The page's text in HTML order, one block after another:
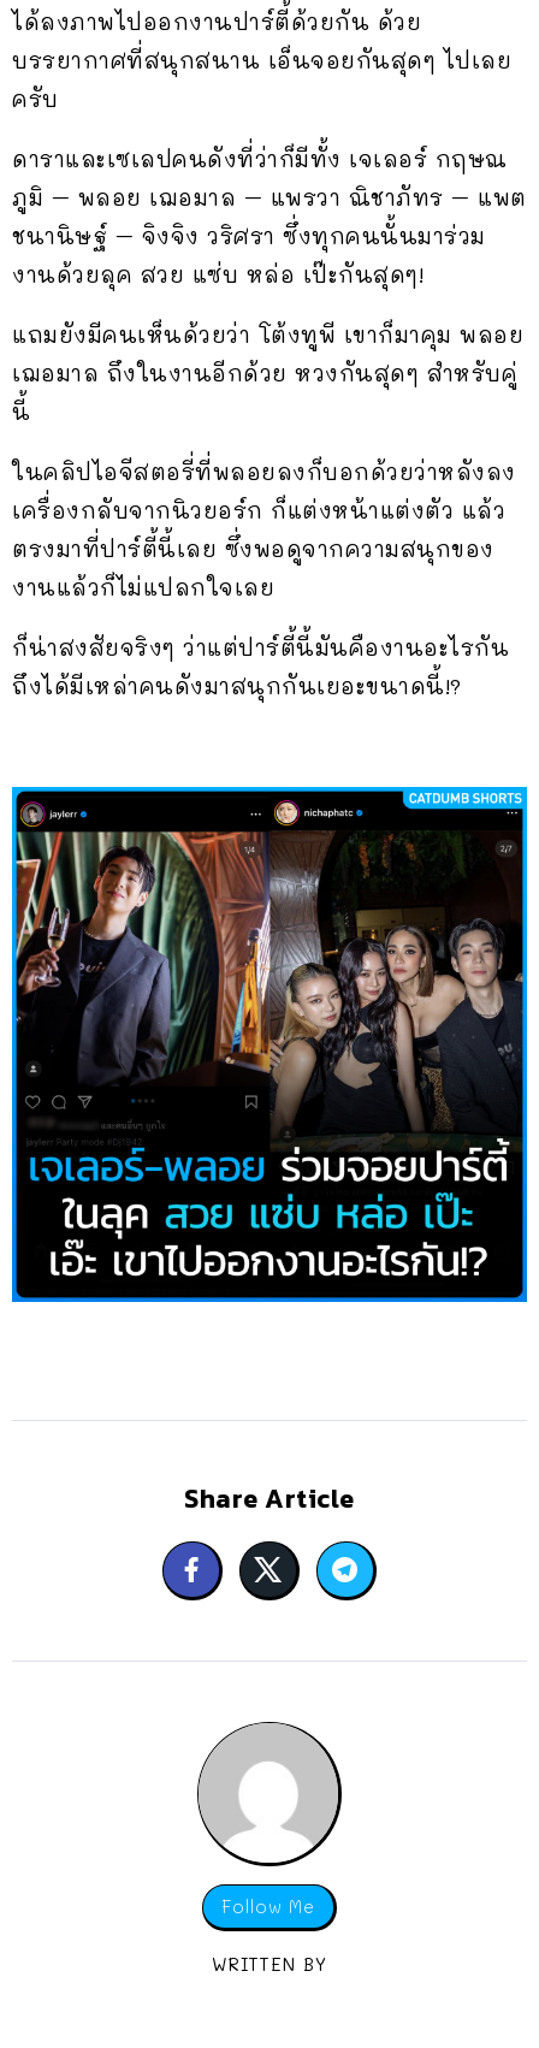
ได้ลงภาพไปออกงานปาร์ตี้ด้วยกัน ด้วย
บรรยากาศที่สนุกสนาน เอ็นจอยกันสุดๆ ไปเลย
ครับ
ดาราและเซเลปคนดังที่ว่าก็มีทั้ง เจเลอร์ กฤษณ
ภูมิ – พลอย เฌอมาล – แพรวา ณิชาภัทร – แพต
ชนานิษฐ์ – จิงจิง วริศรา ซึ่งทุกคนนั้นมาร่วม
งานด้วยลุค สวย แซ่บ หล่อ เป๊ะกันสุดๆ!
แถมยังมีคนเห็นด้วยว่า โต้งทูพี เขาก็มาคุม พลอย
เฌอมาล ถึงในงานอีกด้วย หวงกันสุดๆ สำหรับคู่
นี้
ในคลิปไอจีสตอรี่ที่พลอยลงก็บอกด้วยว่าหลังลง
เครื่องกลับจากนิวยอร์ก ก็แต่งหน้าแต่งตัว แล้ว
ตรงมาที่ปาร์ตี้นี้เลย ซึ่งพอดูจากความสนุกของ
งานแล้วก็ไม่แปลกใจเลย
ก็น่าสงสัยจริงๆ ว่าแต่ปาร์ตี้นี้มันคืองานอะไรกัน
ถึงได้มีเหล่าคนดังมาสนุกกันเยอะขนาดนี้!?
Share Article
Follow Me
WRITTEN BY